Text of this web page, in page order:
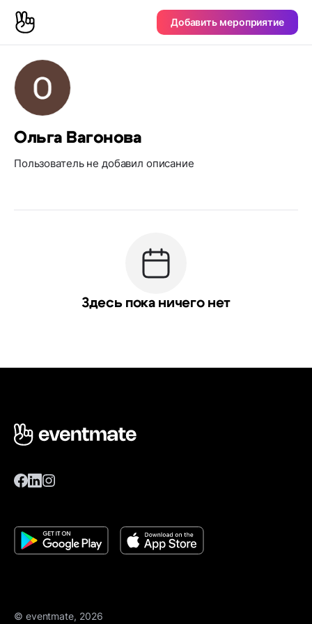
Добавить мероприятие
Ольга Вагонова
Пользователь не добавил описание
Здесь пока ничего нет
© eventmate, 2026